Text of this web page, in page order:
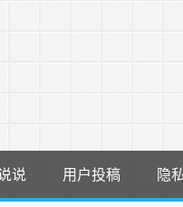
说 用户投稿 隐